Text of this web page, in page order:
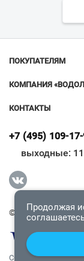
ПОКУПАТЕЛЯМ
КОМПАНИЯ
КОНТАКТЫ
+7 (495) 109-
выходные:
© 2009-2026
СОГЛАШЕНИЕ О
Всё
Продолжая